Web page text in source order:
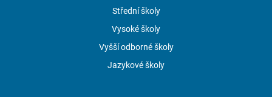
Střední školy
Vysoké školy
Vyšší odborné školy
Jazykové školy